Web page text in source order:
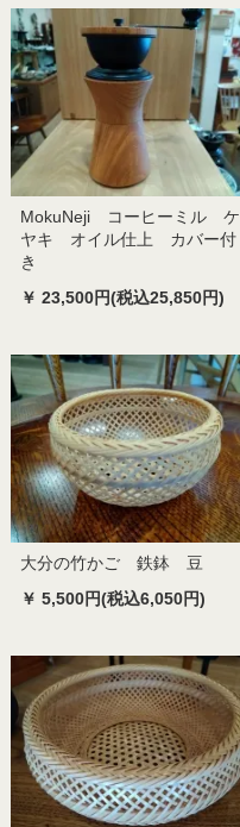
MokuNeji コーヒーミル ケ
ヤキ オイル仕上 カバー付
き
￥ 23,500円(税込25,850円)
大分の竹かご 鉄鉢 豆
￥ 5,500円(税込6,050円)